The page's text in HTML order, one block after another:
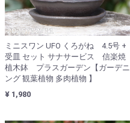
ミニスワン UFO くろがね 4.5号 +
受皿 セット サナサービス 信楽焼
植木鉢 プラスガーデン【ガーデニ
ング 観葉植物 多肉植物 】
¥ 1,980